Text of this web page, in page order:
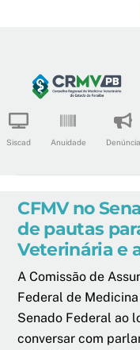
content
Siscad Anuidade Denúncia
CFMV no
de pautas
Veterinária e
A Comissão de
Federal de
Senado Federal ao
conversar com